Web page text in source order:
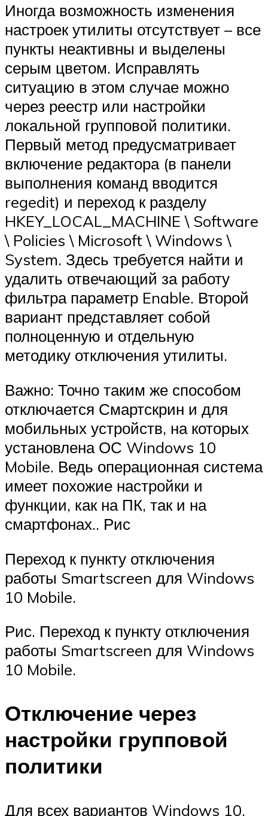
Иногда возможность изменения
настроек утилиты отсутствует – все
пункты неактивны и выделены
серым цветом. Исправлять
ситуацию в этом случае можно
через реестр или настройки
локальной групповой политики.
Первый метод предусматривает
включение редактора (в панели
выполнения команд вводится
regedit) и переход к разделу
HKEY_LOCAL_MACHINE \ Software
\ Policies \ Microsoft \ Windows \
System. Здесь требуется найти и
удалить отвечающий за работу
фильтра параметр Enable. Второй
вариант представляет собой
полноценную и отдельную
методику отключения утилиты.
Важно: Точно таким же способом
отключается Смартскрин и для
мобильных устройств, на которых
установлена ОС Windows 10
Mobile. Ведь операционная система
имеет похожие настройки и
функции, как на ПК, так и на
смартфонах.. Рис
Переход к пункту отключения
работы Smartscreen для Windows
10 Mobile.
Рис. Переход к пункту отключения
работы Smartscreen для Windows
10 Mobile.
Отключение через
настройки групповой
политики
Для всех вариантов Windows 10,